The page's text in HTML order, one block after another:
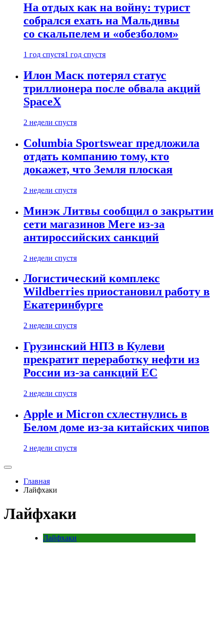
На отдых как на войну: турист
собрался ехать на Мальдивы
со скальпелем и «обезболом»
1 год спустя1 год спустя
Илон Маск потерял статус
триллионера после обвала акций
SpaceX
2 недели спустя
Columbia Sportswear предложила
отдать компанию тому, кто
докажет, что Земля плоская
2 недели спустя
Минэк Литвы сообщил о закрытии
сети магазинов Mere из-за
антироссийских санкций
2 недели спустя
Логистический комплекс
Wildberries приостановил работу в
Екатеринбурге
2 недели спустя
Грузинский НПЗ в Кулеви
прекратит переработку нефти из
России из-за санкций ЕС
2 недели спустя
Apple и Micron схлестнулись в
Белом доме из-за китайских чипов
2 недели спустя
Главная
Лайфхаки
Лайфхаки
Лайфхаки